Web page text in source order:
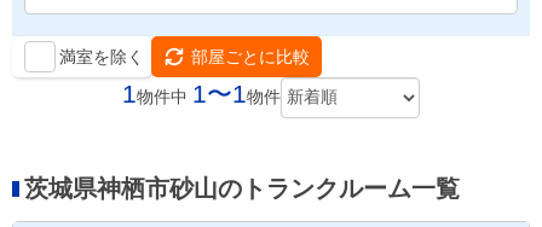
満室を除く 部屋ごとに比較
1物件中 1〜1物件
茨城県神栖市砂山のトランクルーム一覧